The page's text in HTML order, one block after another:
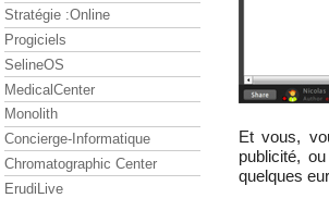
Et vous,
publicité,
quelques
Stratégie :Online
Progiciels
SelineOS
MedicalCenter
Monolith
Concierge-Informatique
Chromatographic Center
ErudiLive